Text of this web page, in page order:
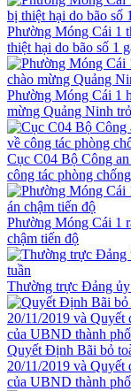
Phường Móng Cái 1
thiệt hại do bão số 1
Phường Móng Cái 1
mừng Quảng Ninh
Cục C04 Bộ Công
công tác phòng
Phường Móng Cái 1
chậm tiến độ
Thường trực Đảng ủy
Quyết Định Bãi bỏ
20/11/2019 và
của UBND thành